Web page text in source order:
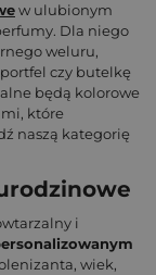
w ulubionym
Dla niego
weluru,
czy butelkę
będą kolorowe
które
naszą kategorię
i
wiek,